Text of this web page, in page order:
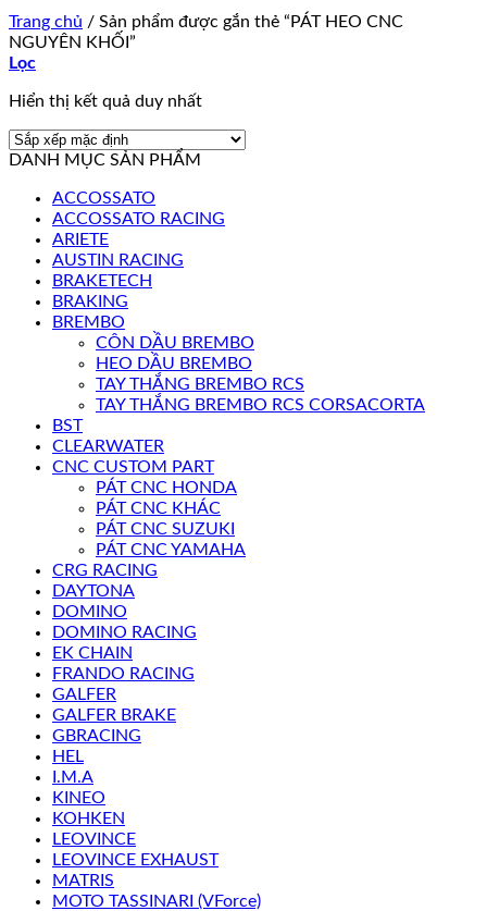
Trang chủ / Sản phẩm được gắn thẻ “PÁT HEO CNC
NGUYÊN KHỐI”
Lọc
Hiển thị kết quả duy nhất
DANH MỤC SẢN PHẨM
ACCOSSATO
ACCOSSATO RACING
ARIETE
AUSTIN RACING
BRAKETECH
BRAKING
BREMBO
CÔN DẦU BREMBO
HEO DẦU BREMBO
TAY THẮNG BREMBO RCS
TAY THẮNG BREMBO RCS CORSACORTA
BST
CLEARWATER
CNC CUSTOM PART
PÁT CNC HONDA
PÁT CNC KHÁC
PÁT CNC SUZUKI
PÁT CNC YAMAHA
CRG RACING
DAYTONA
DOMINO
DOMINO RACING
EK CHAIN
FRANDO RACING
GALFER
GALFER BRAKE
GBRACING
HEL
I.M.A
KINEO
KOHKEN
LEOVINCE
LEOVINCE EXHAUST
MATRIS
MOTO TASSINARI (VForce)